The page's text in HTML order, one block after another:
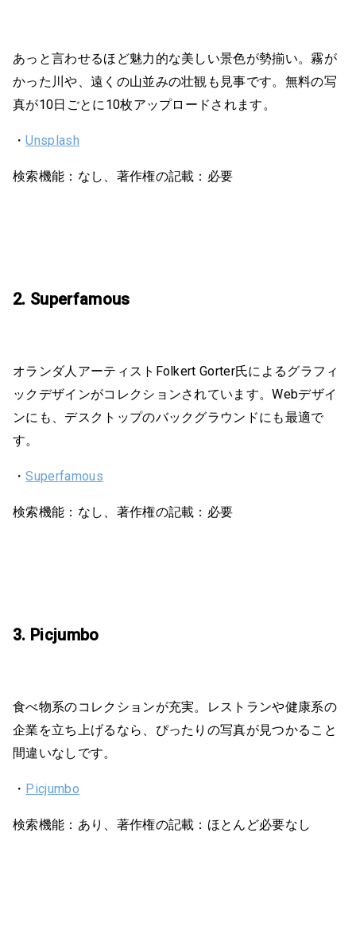
あっと言わせるほど魅力的な美しい景色が勢揃い。霧が
かった川や、遠くの山並みの壮観も見事です。無料の写
真が10日ごとに10枚アップロードされます。
・Unsplash
検索機能：なし、著作権の記載：必要
2. Superfamous
オランダ人アーティストFolkert Gorter氏によるグラフィ
ックデザインがコレクションされています。Webデザイ
ンにも、デスクトップのバックグラウンドにも最適で
す。
・Superfamous
検索機能：なし、著作権の記載：必要
3. Picjumbo
食べ物系のコレクションが充実。レストランや健康系の
企業を立ち上げるなら、ぴったりの写真が見つかること
間違いなしです。
・ Picjumbo
検索機能：あり、著作権の記載：ほとんど必要なし